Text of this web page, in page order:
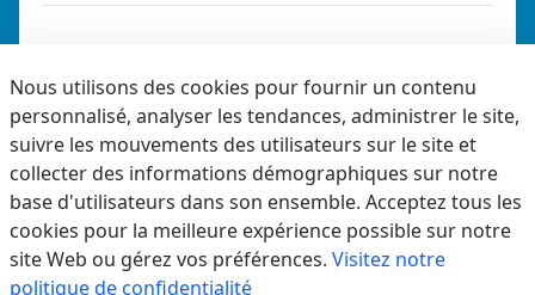
Avantages Documentation
Privacy
Accessibilité
Code éthique
Nous utilisons des cookies pour fournir un contenu
personnalisé, analyser les tendances, administrer le site,
suivre les mouvements des utilisateurs sur le site et
collecter des informations démographiques sur notre
base d'utilisateurs dans son ensemble. Acceptez tous les
cookies pour la meilleure expérience possible sur notre
site Web ou gérez vos préférences. Visitez notre
politique de confidentialité